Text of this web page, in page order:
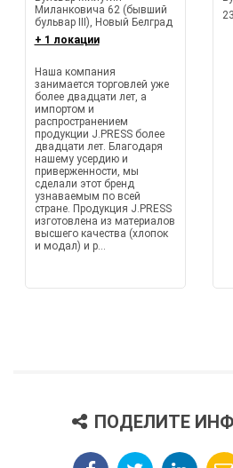
Миланковича 62 (бывший
бульвар III), Новый Белград
+ 1 локации
Наша компания
занимается торговлей уже
более двадцати лет, а
импортом и
распространением
продукции J.PRESS более
двадцати лет. Благодаря
нашему усердию и
приверженности, мы
сделали этот бренд
узнаваемым по всей
стране. Продукция J.PRESS
изготовлена из материалов
высшего качества (хлопок
и модал) и р...
ПОДЕЛИТЕ